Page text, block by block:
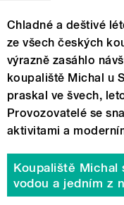
Chladné a deštivé
ze všech českých
výrazně zasáhlo
koupaliště Michal u
praskal ve švech,
Provozovatelé se
aktivitami a
Koupaliště Michal
vodou a jedním z